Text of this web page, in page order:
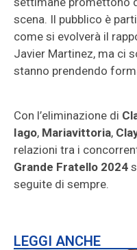
scena. Il pubblico è
come si evolverà il
Javier Martinez, ma ci
stanno prendendo
Con l’eliminazione di
Iago, Mariavittoria,
relazioni tra i
Grande Fratello 2024
seguite di sempre.
LEGGI ANCHE